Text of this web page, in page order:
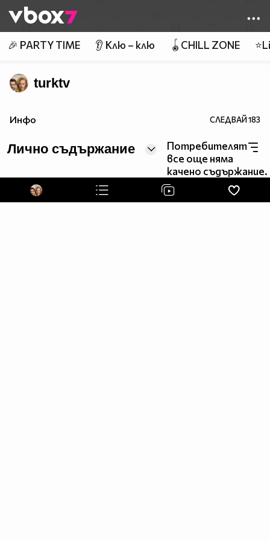
👾
🎉 PARTY TIME 👂 Клю – клю 🪀CHILL ZONE
turktv
Инфо СЛЕДВАЙ183
Лично съдържание
Потребителят
все още няма
качено съдържание.